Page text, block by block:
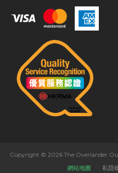
Copyright © 2026 The Overlander
網站地圖
私隱